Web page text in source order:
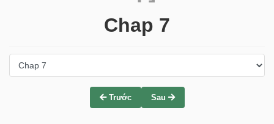
Chap 7
Trước Sau